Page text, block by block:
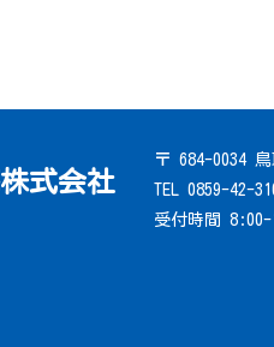
式会社
〒 684-0034
TEL 0859-42-
受付時間